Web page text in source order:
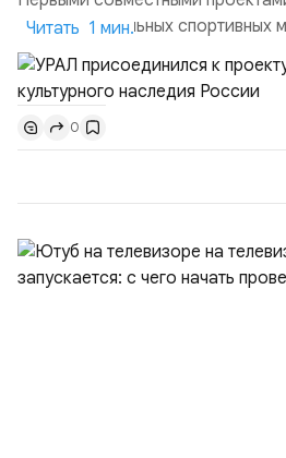
благотворительных
пройдут в августе в Ивановской
жителей региона, волонтеров и
страны. Для УРАЛ это
бренда, основанной на развитии
производства и продвижении
Читать 1 мин.
0